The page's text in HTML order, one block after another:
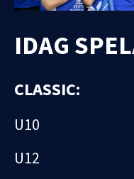
IDAG
CLASSIC:
U10
U12